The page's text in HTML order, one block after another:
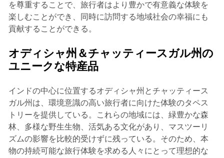
を尊重することで、旅行者はより豊かで有意義な体験を
楽しむことができ、同時に訪問する地域社会の幸福にも
貢献することができる。
オディシャ州＆チャッティースガル州の
ユニークな特産品
インドの中心に位置するオディシャ州とチャッティース
ガル州は、環境意識の高い旅行者に向けた体験のタペス
トリーを提供している。これらの地域には、緑豊かな森
林、多様な野生生物、活気ある文化があり、マスツーリ
ズムの影響を比較的受けずに残っている。そのため、本
物の持続可能な旅行体験を求める人々にとって理想的な